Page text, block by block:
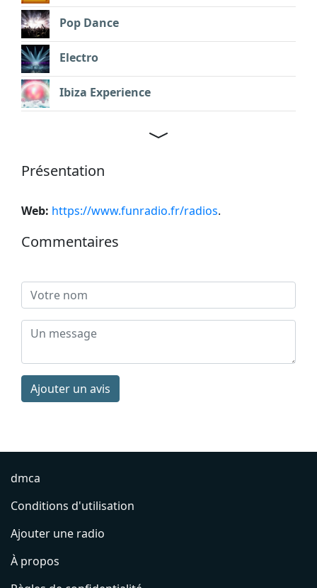
Pop Dance
Electro
Ibiza Experience
Présentation
Web: https://www.funradio.fr/radios.
Commentaires
Ajouter un avis
dmca
Conditions d'utilisation
Ajouter une radio
À propos